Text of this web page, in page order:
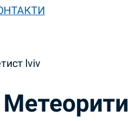
lviv